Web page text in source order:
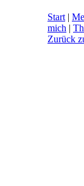
Start |
mich |
Zurück